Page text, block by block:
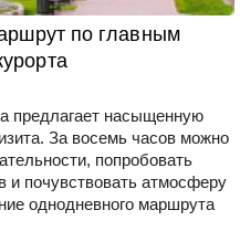
по главным
предлагает насыщенную
За восемь часов можно
попробовать
и почувствовать атмосферу
однодневного маршрута